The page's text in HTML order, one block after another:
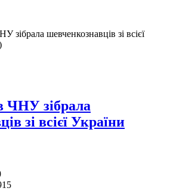
зібрала шевченкознавців зі всієї
ЧНУ зібрала
зі всієї України